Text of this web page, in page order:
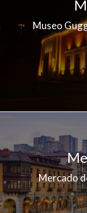
Museo
Mercado